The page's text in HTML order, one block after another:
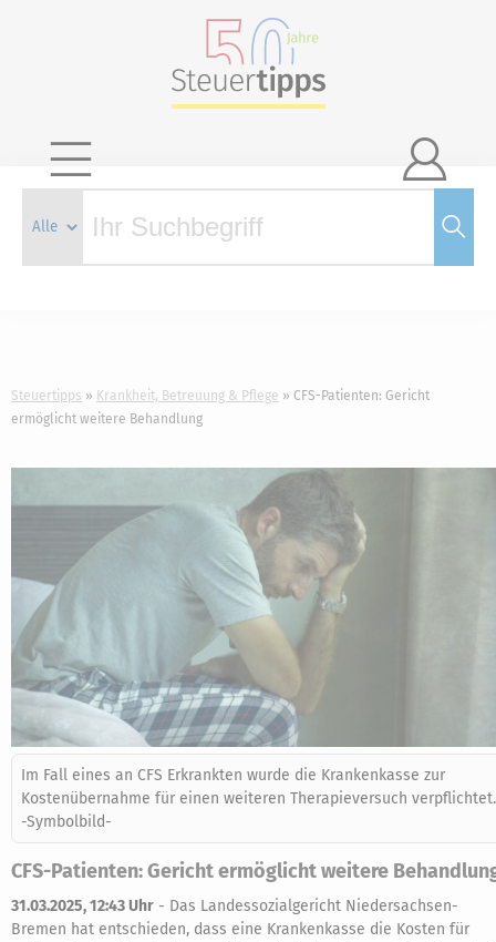

Steuertipps Krankheit, Betreuung & Pflege
CFS-Patienten: Gericht
ermöglicht weitere Behandlung
Im Fall eines an CFS Erkrankten wurde die Krankenkasse zur
Kostenübernahme für einen weiteren Therapieversuch verpflichtet.
-Symbolbild-
CFS-Patienten: Gericht ermöglicht weitere
31.03.2025, 12:43 Uhr - Das Landessozialgericht Niedersachsen-
Bremen hat entschieden, dass eine Krankenkasse die Kosten für